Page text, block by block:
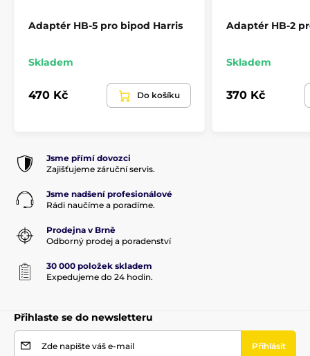
Adaptér HB-5 pro bipod Harris
Skladem
470 Kč Do košíku
Adaptér HB-2
Skladem
370 Kč
Jsme přímí dovozci
Zajišťujeme záruční servis.
Jsme nadšení profesionálové
Rádi naučíme a poradíme.
Prodejna v Brně
Odborný prodej a poradenství
30 000 položek skladem
Expedujeme do 24 hodin.
Přihlaste se do newsletteru
Zde napište váš e-mail Přihlásit